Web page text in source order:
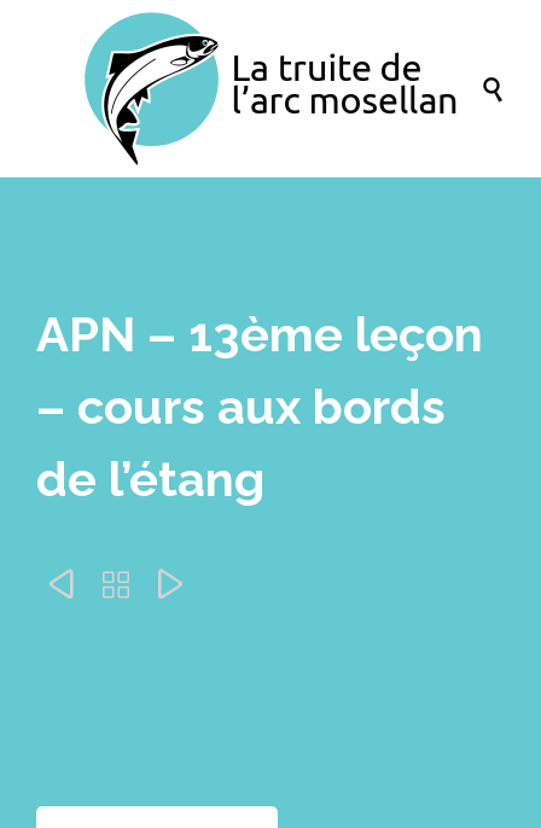

APN – 13ème leçon
– cours aux bords
de l’étang
  